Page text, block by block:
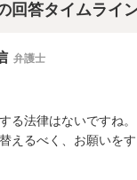
回答タイムライ
弁護士
る法律はないですね。
えるべく、お願いを